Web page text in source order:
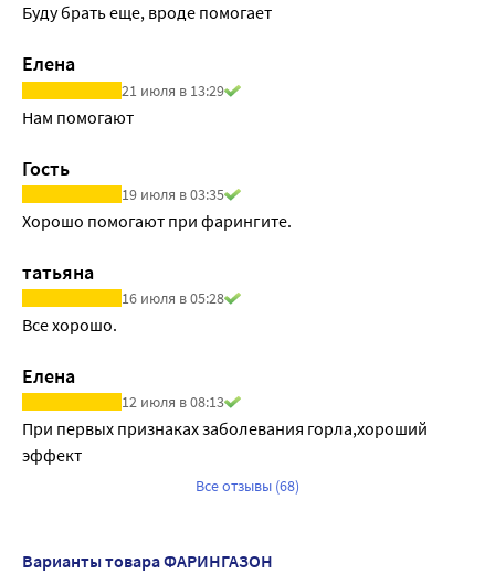
Буду брать еще, вроде помогает
Елена
21 июля в 13:29
Нам помогают
Гость
19 июля в 03:35
Хорошо помогают при фарингите.
татьяна
16 июля в 05:28
Все хорошо.
Елена
12 июля в 08:13
При первых признаках заболевания горла,хороший
эффект
Все отзывы (68)
Варианты товара ФАРИНГАЗОН